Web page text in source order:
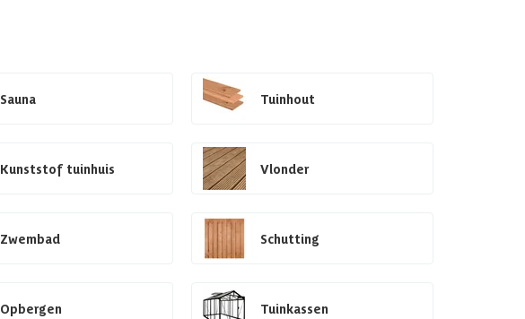
Sauna Tuinhout
Kunststof tuinhuis Vlonder
Zwembad Schutting
Opbergen Tuinkassen